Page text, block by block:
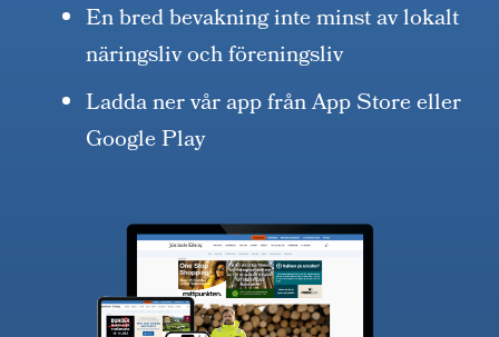
En bred bevakning inte minst av lokalt
näringsliv och föreningsliv
Ladda ner vår app från App Store eller
Google Play